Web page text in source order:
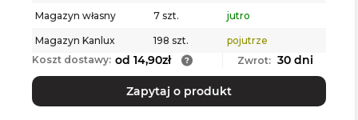
Magazyn własny 7 szt. jutro
Magazyn Kanlux 198 szt.
pojutrze
Koszt dostawy: od 14,90zł Zwrot: 30 dni
Zapytaj o produkt